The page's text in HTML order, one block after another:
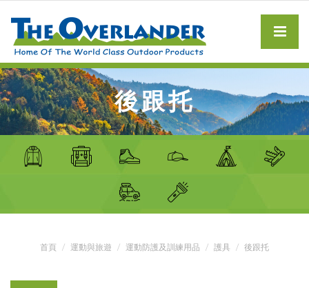
後跟托
首頁 運動與旅遊 運動防護及訓練用品 護具 後跟托